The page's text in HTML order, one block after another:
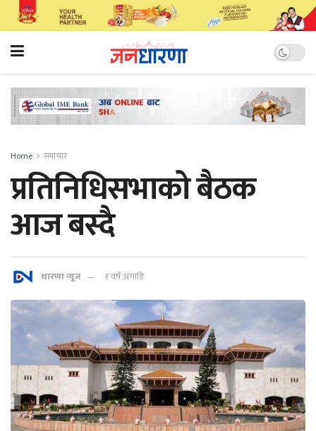
Home समाचार
प्रतिनिधिसभाको बैठक
आज बस्दै
धारणा न्यूज १ वर्ष अगाडि